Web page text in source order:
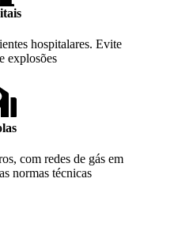
hospitalares. Evite
explosões
com redes de gás em
normas técnicas